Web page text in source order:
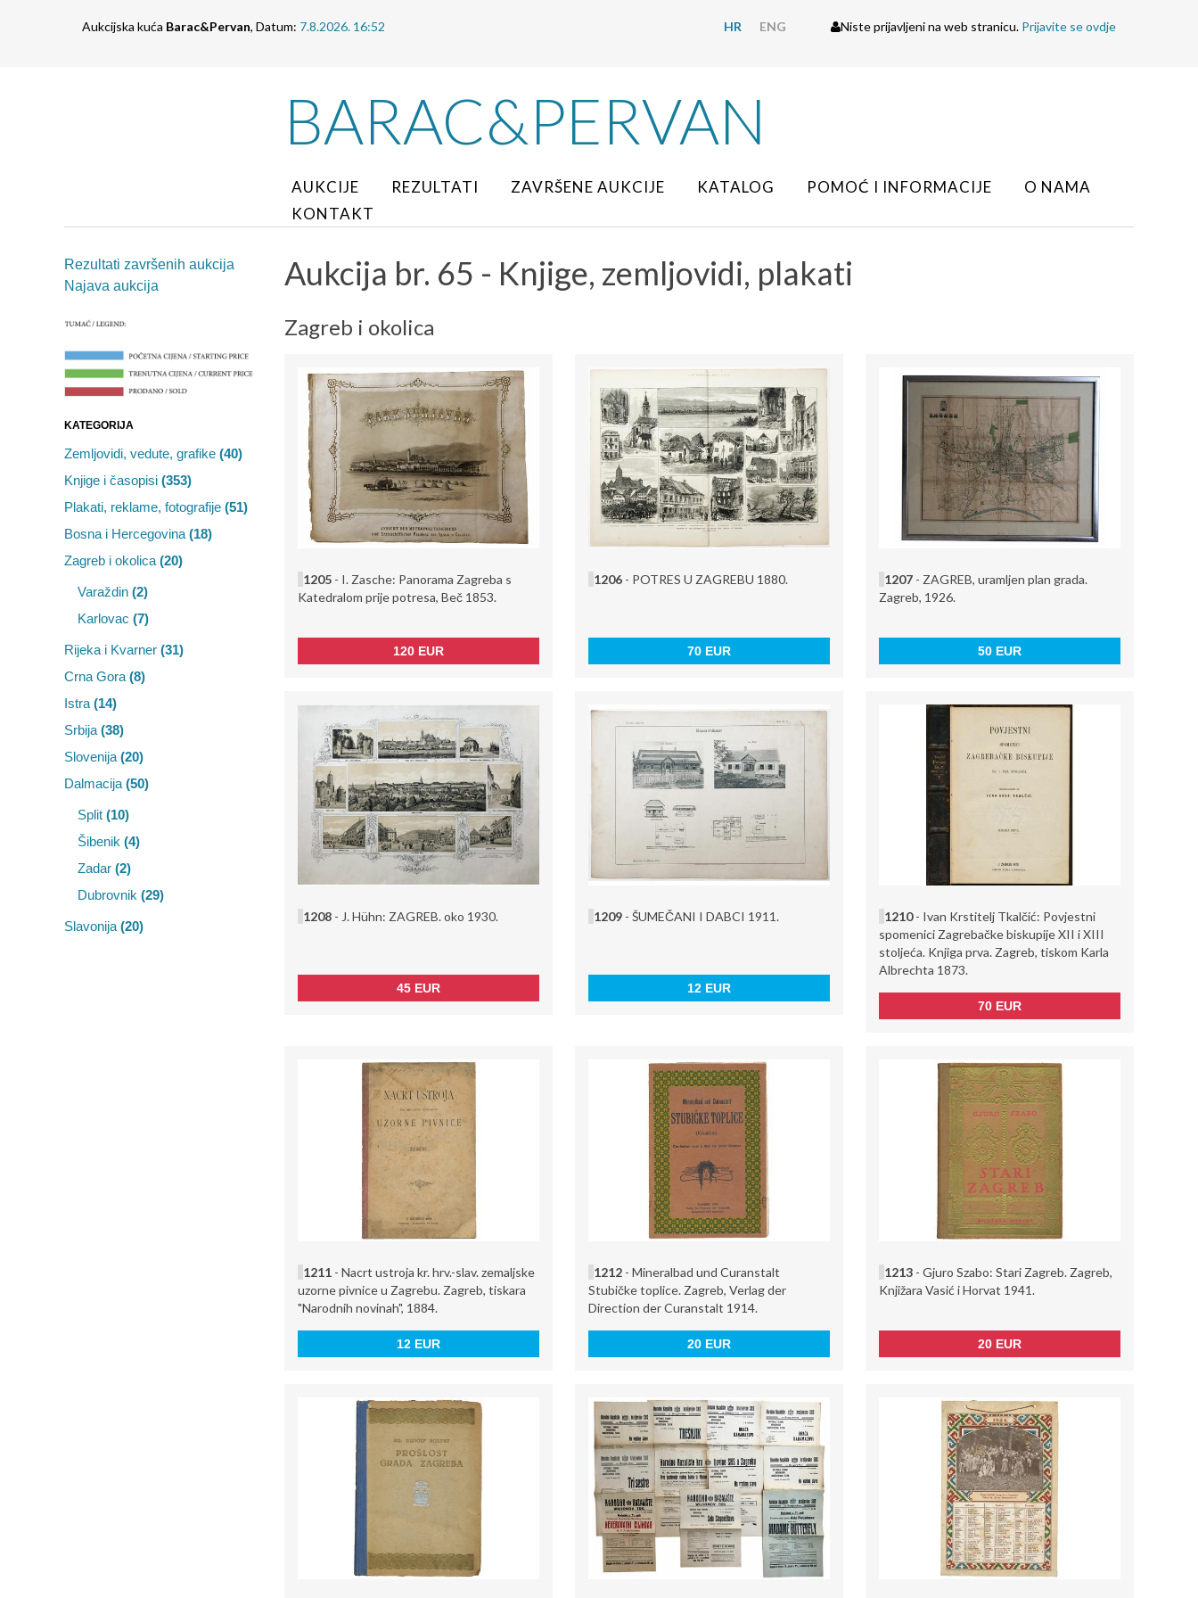
Aukcijska kuća Barac&Pervan, Datum: 7.8.2026. 16:52 HR ENG Niste prijavljeni na web stranicu. Prijavite se ovdje
BARAC&PERVAN
AUKCIJE REZULTATI ZAVRŠENE AUKCIJE KATALOG POMOĆ I INFORMACIJE
O NAMA
KONTAKT
Rezultati završenih aukcija
Najava aukcija
KATEGORIJA
Zemljovidi, vedute, grafike (40)
Knjige i časopisi (353)
Plakati, reklame, fotografije (51)
Bosna i Hercegovina (18)
Zagreb i okolica (20)
Varaždin (2)
Karlovac (7)
Rijeka i Kvarner (31)
Crna Gora (8)
Istra (14)
Srbija (38)
Slovenija (20)
Dalmacija (50)
Split (10)
Šibenik (4)
Zadar (2)
Dubrovnik (29)
Slavonija (20)
Aukcija br. 65 - Knjige, zemljovidi, plakati
Zagreb i okolica
1205 - I. Zasche: Panorama Zagreba s
Katedralom prije potresa, Beč 1853.
120 EUR
1206- POTRES U ZAGREBU 1880.
70 EUR
1207- ZAGREB, uramljen plan grada.
Zagreb, 1926.
50 EUR
1208 - J. Hühn: ZAGREB. oko 1930.
45 EUR
1209- ŠUMEČANI I DABCI 1911.
12 EUR
1210- Ivan Krstitelj Tkalčić: Povjestni
spomenici Zagrebačke biskupije XII i XIII
stoljeća. Knjiga prva. Zagreb, tiskom Karla
Albrechta 1873.
70 EUR
1211 - Nacrt ustroja kr. hrv.-slav. zemaljske
uzorne pivnice u Zagrebu. Zagreb, tiskara
"Narodnih novinah", 1884.
12 EUR
1212- Mineralbad und Curanstalt
Stubičke toplice. Zagreb, Verlag der
Direction der Curanstalt 1914.
20 EUR
1213- Gjuro Szabo: Stari Zagreb. Zagreb,
Knjižara Vasić i Horvat 1941.
20 EUR